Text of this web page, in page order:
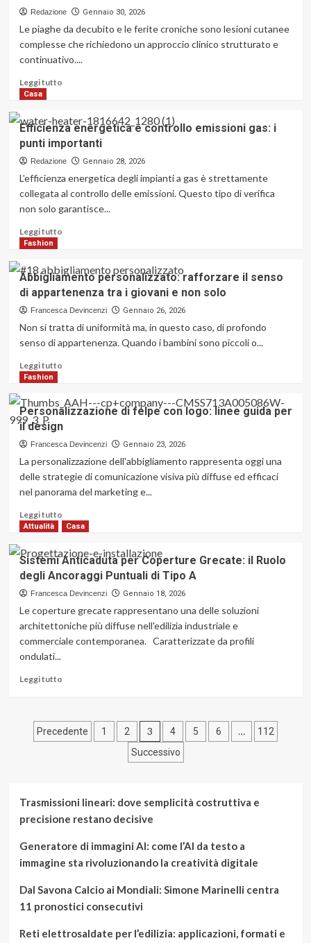
Alcaraz
grandi
per
la
2026
Redazione Gennaio 30, 2026
Le piaghe da decubito e le ferite croniche sono lesioni cutanee
complesse che richiedono un approccio clinico strutturato e
continuativo....
Leggi tuttoLeggi
su
Piaghe
da
decubito
ferite
croniche:
come
curarle
Casa
Efficienza energetica e controllo emissioni gas: i
punti importanti
Redazione Gennaio 28, 2026
L’efficienza energetica degli impianti a gas è strettamente
collegata al controllo delle emissioni. Questo tipo di verifica
non solo garantisce...
Leggi tuttoLeggi
su
Efficienza
energetica
e
controllo
gas:
Fashion
Abbigliamento personalizzato: rafforzare il senso
di appartenenza tra i giovani e non solo
Francesca Devincenzi Gennaio 26, 2026
Non si tratta di uniformità ma, in questo caso, di profondo
senso di appartenenza. Quando i bambini sono piccoli o...
Leggi tuttoLeggi
su
Abbigliamento
personalizzato:
rafforzare
di
appartenenza
i
giovani
non
solo
Fashion
Personalizzazione di felpe con logo: linee guida per
il design
Francesca Devincenzi Gennaio 23, 2026
La personalizzazione dell'abbigliamento rappresenta oggi una
delle strategie di comunicazione visiva più diffuse ed efficaci
nel panorama del marketing e...
Leggi tuttoLeggi
di
su
Personalizzazione
di
felpe
logo:
linee
guida
design
Attualità Casa
Sistemi Anticaduta per Coperture Grecate: il Ruolo
degli Ancoraggi Puntuali di Tipo A
Francesca Devincenzi Gennaio 18, 2026
Le coperture grecate rappresentano una delle soluzioni
architettoniche più diffuse nell'edilizia industriale e
commerciale contemporanea. Caratterizzate da profili
ondulati...
Leggi tuttoLeggi
Sistemi
Anticaduta
Ruolo
degli
Puntuali
di
A
Paginazione
Precedente 1 2 3 4 5 6 …
112
Successivo
Trasmissioni lineari: dove semplicità costruttiva e
precisione restano decisive
Generatore di immagini AI: come l’AI da testo a
immagine sta rivoluzionando la creatività digitale
Dal Savona Calcio ai Mondiali: Simone Marinelli centra
11 pronostici consecutivi
Reti elettrosaldate per l’edilizia: applicazioni, formati e